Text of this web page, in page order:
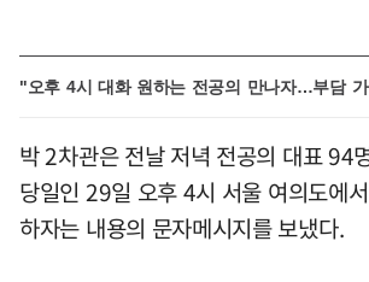
"오후 4시 대화 원하는 전공의 만나자…부담
박 2차관은 전날 저녁 전공의 대표 94
당일인 29일 오후 4시 서울 여의도에
하자는 내용의 문자메시지를 보냈다.